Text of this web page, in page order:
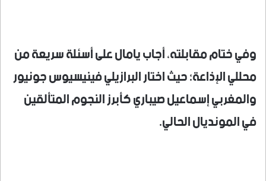
وفي ختام مقابلته، أجاب يامال على أسئلة سريعة من
محللي الإذاعة؛ حيث اختار البرازيلي فينيسيوس جونيور
والمغربي إسماعيل صيباري كأبرز النجوم المتألقين
في المونديال الحالي.